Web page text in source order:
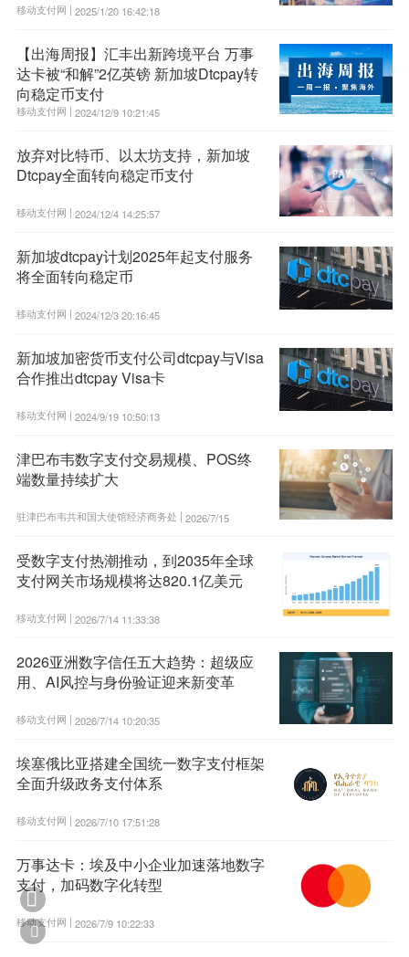
移动支付网 | 2025/1/20 16:42:18
【出海周报】汇丰出新跨境平台 万事
达卡被“和解”2亿英镑 新加坡Dtcpay转
向稳定币支付
移动支付网 | 2024/12/9 10:21:45
放弃对比特币、以太坊支持，新加坡
Dtcpay全面转向稳定币支付
移动支付网 | 2024/12/4 14:25:57
新加坡dtcpay计划2025年起支付服务
将全面转向稳定币
移动支付网 | 2024/12/3 20:16:45
新加坡加密货币支付公司dtcpay与Visa
合作推出dtcpay Visa卡
移动支付网 | 2024/9/19 10:50:13
津巴布韦数字支付交易规模、POS终
端数量持续扩大
驻津巴布韦共和国大使馆经济商务处 | 2026/7/15
受数字支付热潮推动，到2035年全球
支付网关市场规模将达820.1亿美元
移动支付网 | 2026/7/14 11:33:38
2026亚洲数字信任五大趋势：超级应
用、AI风控与身份验证迎来新变革
移动支付网 | 2026/7/14 10:20:35
埃塞俄比亚搭建全国统一数字支付框架
全面升级政务支付体系
移动支付网 | 2026/7/10 17:51:28
万事达卡：埃及中小企业加速落地数字
支付，加码数字化转型
移动支付网 | 2026/7/9 10:22:33

